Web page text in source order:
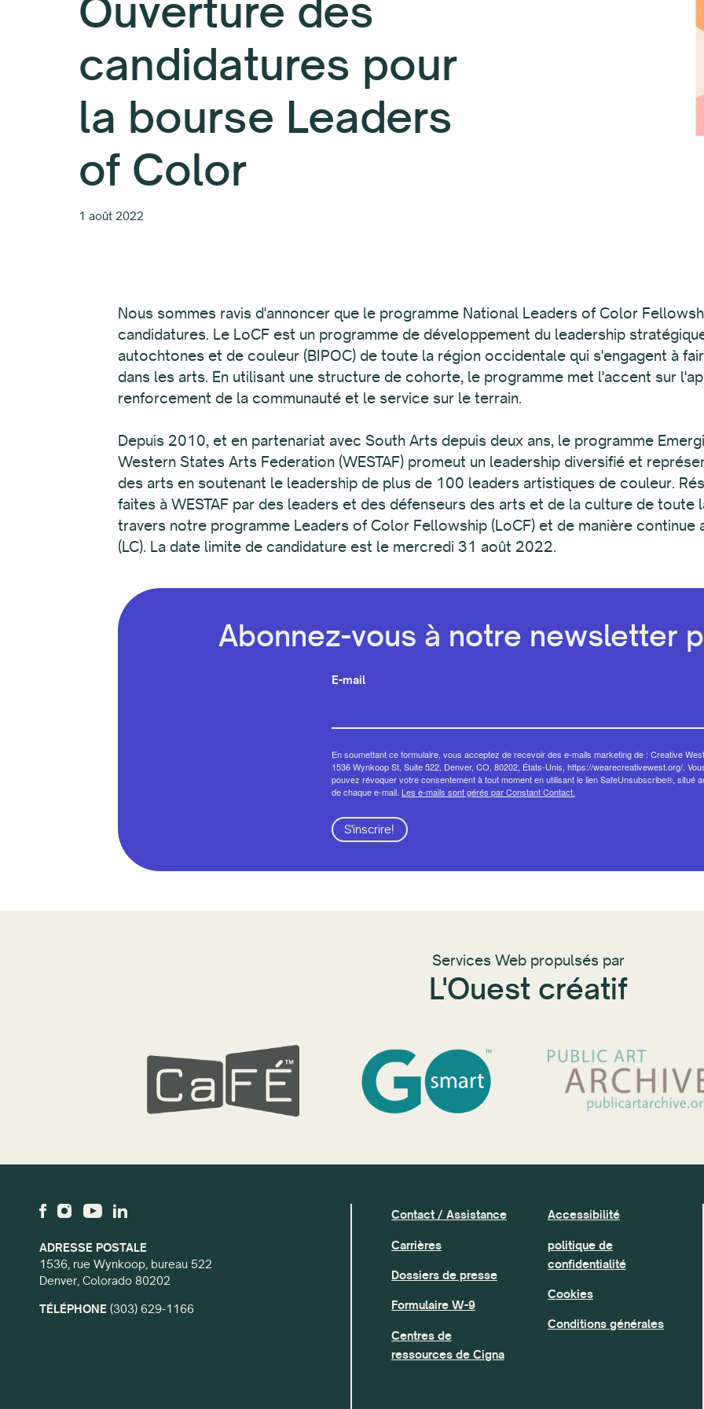
Ouverture des
candidatures pour
la bourse Leaders
of Color
1 août 2022
Nous sommes ravis d'annoncer que le programme National Leaders of Color
candidatures. Le LoCF est un programme de développement du leadership
autochtones et de couleur (BIPOC) de toute la région occidentale qui s'engagent à
dans les arts. En utilisant une structure de cohorte, le programme met l'accent sur
renforcement de la communauté et le service sur le terrain.
Depuis 2010, et en partenariat avec South Arts depuis deux ans, le programme
Western States Arts Federation (WESTAF) promeut un leadership diversifié et
des arts en soutenant le leadership de plus de 100 leaders artistiques de couleur.
faites à WESTAF par des leaders et des défenseurs des arts et de la culture de toute
travers notre programme Leaders of Color Fellowship (LoCF) et de manière continue
(LC). La date limite de candidature est le mercredi 31 août 2022.
Abonnez-vous à notre newsletter
E-mail
En soumettant ce formulaire, vous acceptez de recevoir des e-mails marketing de : Creative West,
1536 Wynkoop St, Suite 522, Denver, CO, 80202, États-Unis, https://wearecreativewest.org/.
pouvez révoquer votre consentement à tout moment en utilisant le lien SafeUnsubscribe®, situé
de chaque e-mail. Les e-mails sont gérés par Constant Contact.
S'inscrire!
Services Web propulsés par
L'Ouest créatif
ADRESSE POSTALE
1536, rue Wynkoop, bureau 522
Denver, Colorado 80202
TÉLÉPHONE (303) 629-1166
Contact / Assistance
Carrières
Dossiers de presse
Formulaire W-9
Centres de
ressources de Cigna
Accessibilité
politique de
confidentialité
Cookies
Conditions générales